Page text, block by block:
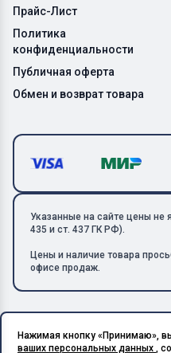
Прайс-Лист
Политика
конфиденциальности
Публичная оферта
Обмен и возврат товара
Указанные на сайте цены не
435 и ст. 437 ГК РФ).
Цены и наличие товара
офисе продаж.
Copyright © 2026 ООО
Нажимая кнопку «Принимаю»,
ваших персональных данных ,